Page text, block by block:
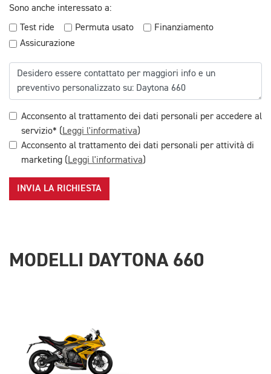
Sono anche interessato a:
Test ride
Permuta usato
Finanziamento
Assicurazione
Acconsento al trattamento dei dati personali per accedere al
servizio* (Leggi l'informativa)
Acconsento al trattamento dei dati personali per attività di
marketing (Leggi l'informativa)
INVIA LA RICHIESTA
MODELLI DAYTONA 660